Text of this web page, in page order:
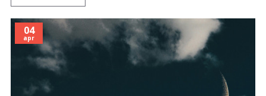
04
apr